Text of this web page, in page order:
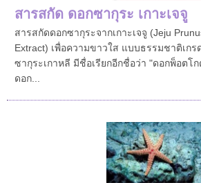
สารสกัด ดอกซากุระ เกาะเจจู
สารสกัดดอกซากุระจากเกาะเจจู (Jeju
Extract) เพื่อความขาวใส แบบธรรมชาติเกร
ซากุระเกาหลี มีชื่อเรียกอีกชื่อว่า "ดอกพ็อตโ
ดอก...